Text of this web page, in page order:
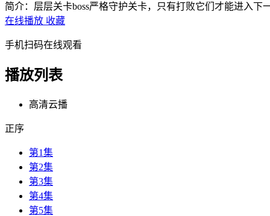
简介：层层关卡boss严格守护关卡，只有打败它们才能进入下
在线播放 收藏
手机扫码在线观看
播放列表
高清云播
正序
第1集
第2集
第3集
第4集
第5集